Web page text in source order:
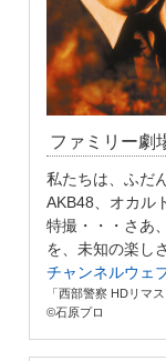
ファミリー劇
私たちは、ふだ
AKB48、オカル
特撮・・・さあ
を、未知の楽し
チャンネルウェ
「西部警察 HDリマ
©石原プロ